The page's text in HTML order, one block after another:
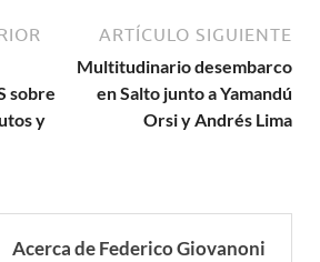
sobre
y
ARTÍCULO SIGUIENTE
Multitudinario desembarco
en Salto junto a Yamandú
Orsi y Andrés Lima
Acerca de Federico Giovanoni